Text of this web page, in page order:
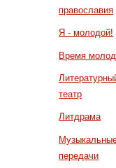
православия
Я - молодой!
Время
театр
Литдрама
передачи